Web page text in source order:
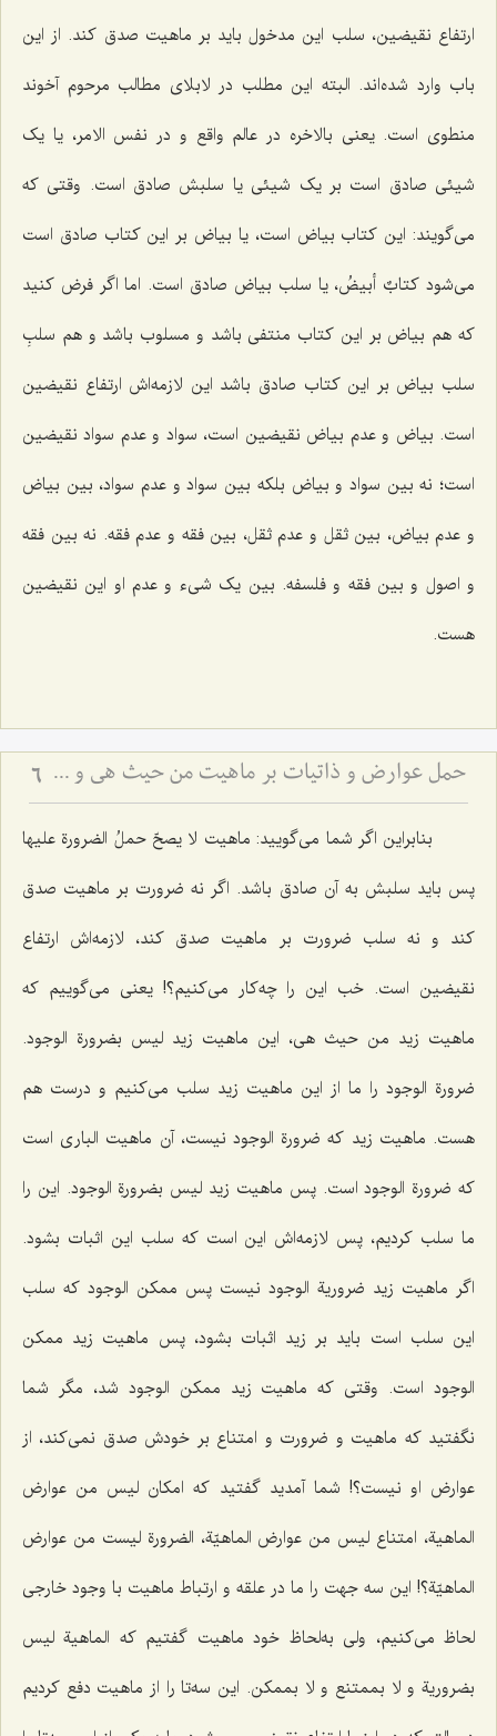
ارتفاع نقیضین، سلب این مدخول باید بر ماهیت صدق کند. از این
باب وارد شده‌اند. البته این مطلب در لابلای مطالب مرحوم آخوند
منطوی است. یعنی بالاخره در عالم واقع و در نفس الامر، یا یک
شیئی صادق است بر یک شیئی یا سلبش صادق است. وقتی که
می‌گویند: این کتاب بیاض است، یا بیاض بر این کتاب صادق است
می‌شود کتابٌ أبیضُ، یا سلب بیاض صادق است. اما اگر فرض کنید
که هم بیاض بر این کتاب منتفی باشد و مسلوب باشد و هم سلبِ
سلب بیاض بر این کتاب صادق باشد این لازمه‌اش ارتفاع نقیضین
است. بیاض و عدم بیاض نقیضین است، سواد و عدم سواد نقیضین
است؛ نه بین سواد و بیاض بلکه بین سواد و عدم سواد، بین بیاض
و عدم بیاض، بین ثقل و عدم ثقل، بین فقه و عدم فقه. نه بین فقه
و اصول و بین فقه و فلسفه. بین یک شیء و عدم او این نقیضین
هست.
حمل عوارض و ذاتیات بر ماهیت من حیث هی و نسبت آن با امکان ذاتی - بررسی اشکال ارتفاع نقیضین در مسئله امکان 6
بنابراین اگر شما می‌گویید: ماهیت لا یصحّ حملُ الضرورة علیها
پس باید سلبش به آن صادق باشد. اگر نه ضرورت بر ماهیت صدق
کند و نه سلب ضرورت بر ماهیت صدق کند، لازمه‌اش ارتفاع
نقیضین است. خب این را چه‌کار می‌کنیم؟! یعنی می‌گوییم که
ماهیت زید من حیث هی، این ماهیت زید لیس بضرورة الوجود.
ضرورة الوجود را ما از این ماهیت زید سلب می‌کنیم و درست هم
هست. ماهیت زید که ضرورة الوجود نیست، آن ماهیت الباری است
که ضرورة الوجود است. پس ماهیت زید لیس بضرورةِ الوجود. این را
ما سلب کردیم، پس لازمه‌اش این است که سلب این اثبات بشود.
اگر ماهیت زید ضروریة الوجود نیست پس ممکن الوجود که سلب
این سلب است باید بر زید اثبات بشود، پس ماهیت زید ممکن
الوجود است. وقتی که ماهیت زید ممکن الوجود شد، مگر شما
نگفتید که ماهیت و ضرورت و امتناع بر خودش صدق نمی‌کند، از
عوارض او نیست؟! شما آمدید گفتید که امکان لیس من عوارض
الماهیة، امتناع لیس من عوارض الماهیّة، الضرورة لیست من عوارض
الماهیّة؟! این سه جهت را ما در علقه و ارتباط ماهیت با وجود خارجی
لحاظ می‌کنیم، ولی به‌لحاظ خود ماهیت گفتیم که الماهیة لیس
بضروریة و لا بممتنع و لا بممکن. این سه‌تا را از ماهیت دفع کردیم